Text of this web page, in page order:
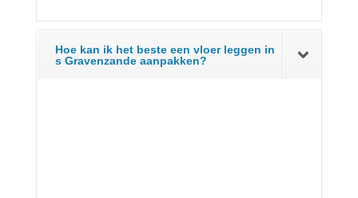
Hoe kan ik het beste een vloer leggen in
s Gravenzande aanpakken?